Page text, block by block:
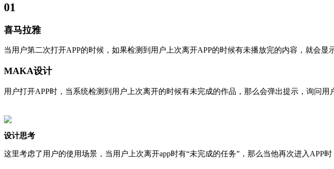
01
喜马拉雅
当用户第二次打开APP的时候，如果检测到用户上次离开APP的时候有未播放完的内容，就会显
MAKA设计
用户打开APP时，当系统检测到用户上次离开的时候有未完成的作品，那么会弹出提示，询问用
设计思考
这里考虑了用户的使用场景，当用户上次离开app时有“未完成的任务”，那么当他再次进入APP